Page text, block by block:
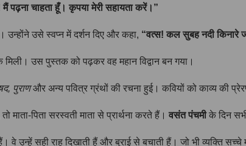
मैं पढ़ना चाहता हूँ। कृपया मेरी सहायता करें।”
उन्होंने उसे स्वप्न में दर्शन दिए और कहा, “वत्स! कल सुबह नदी किनारे
उस पुस्तक को पढ़कर वह महान विद्वान बन गया।
पुराणऔर अन्य पवित्र ग्रंथों की रचना हुई। कवियों को काव्य की
पिता सरस्वती माता से प्रार्थना करते हैं। वसंत पंचमीके दिन
वे उन्हें सही राह दिखाती हैं और बुराई से बचाती हैं। जो भी व्यक्ति